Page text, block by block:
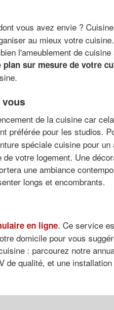
vous avez envie ?
au mieux votre
l'ameublement de
plan sur mesure de votre
de la cuisine car
préférée pour les studios.
spéciale cuisine pour
votre logement. Une
une ambiance
longs et encombrants.
en ligne. Ce service
domicile pour vous
: parcourez notre
qualité, et une